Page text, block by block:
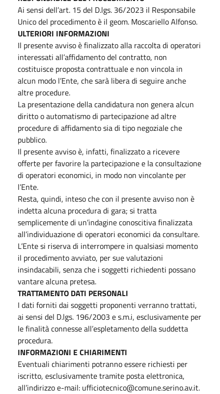
Ai sensi dell’art. 15 del D.lgs. 36/2023 il Responsabile
Unico del procedimento è il geom. Moscariello Alfonso.
ULTERIORI INFORMAZIONI
Il presente avviso è finalizzato alla raccolta di operatori
interessati all’affidamento del contratto, non
costituisce proposta contrattuale e non vincola in
alcun modo l’Ente, che sarà libera di seguire anche
altre procedure.
La presentazione della candidatura non genera alcun
diritto o automatismo di partecipazione ad altre
procedure di affidamento sia di tipo negoziale che
pubblico.
Il presente avviso è, infatti, finalizzato a ricevere
offerte per favorire la partecipazione e la consultazione
di operatori economici, in modo non vincolante per
l’Ente.
Resta, quindi, inteso che con il presente avviso non è
indetta alcuna procedura di gara; si tratta
semplicemente di un’indagine conoscitiva finalizzata
all’individuazione di operatori economici da consultare.
L’Ente si riserva di interrompere in qualsiasi momento
il procedimento avviato, per sue valutazioni
insindacabili, senza che i soggetti richiedenti possano
vantare alcuna pretesa.
TRATTAMENTO DATI PERSONALI
I dati forniti dai soggetti proponenti verranno trattati,
ai sensi del D.lgs. 196/2003 e s.m.i, esclusivamente per
le finalità connesse all’espletamento della suddetta
procedura.
INFORMAZIONI E CHIARIMENTI
Eventuali chiarimenti potranno essere richiesti per
iscritto, esclusivamente tramite posta elettronica,
all’indirizzo e-mail: ufficiotecnico@comune.serino.av.it.